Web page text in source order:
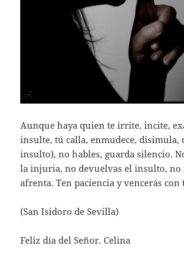
Aunque haya quien te irrite, incite,
insulte, tú calla, enmudece, disimula,
insulto), no hables, guarda silencio.
la injuria, no devuelvas el insulto, no
afrenta. Ten paciencia y vencerás
(San Isidoro de Sevilla)
Feliz día del Señor. Celina